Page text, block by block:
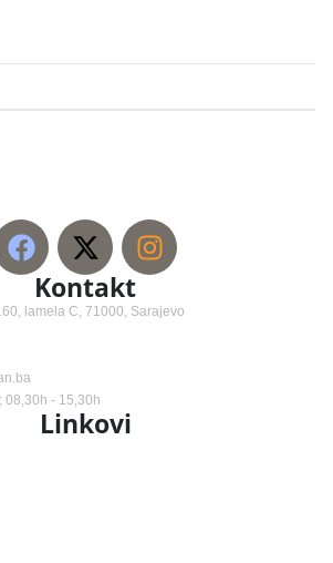
Kontakt
lamela C, 71000, Sarajevo
08,30h - 15,30h
Linkovi